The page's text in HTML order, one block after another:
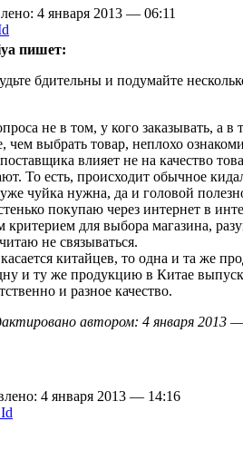
4 января 2013 — 06:11
пишет:
бдительны и подумайте
не в том, у кого заказывать, а в
чем выбрать товар, неплохо
влияет не на качество
То есть, происходит обычное
чуйка нужна, да и головой
покупаю через интернет в
для выбора магазина,
не связываться.
китайцев, то одна и та же
и ту же продукцию в Китае
и разное качество.
автором: 4 января 2013
4 января 2013 — 14:16